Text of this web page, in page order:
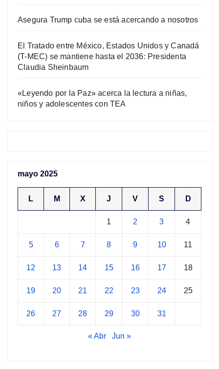
Asegura Trump cuba se está acercando a nosotros
El Tratado entre México, Estados Unidos y Canadá
(T-MEC) se mantiene hasta el 2036: Presidenta
Claudia Sheinbaum
«Leyendo por la Paz» acerca la lectura a niñas,
niños y adolescentes con TEA
mayo 2025
L M X J V S D
1 2 3 4
5 6 7 8 9 10 11
12 13 14 15 16 17 18
19 20 21 22 23 24 25
26 27 28 29 30 31
« Abr Jun »